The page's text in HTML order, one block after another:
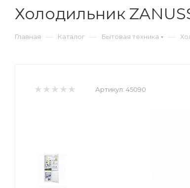
Холодильник
Главная — Каталог — Бытовая техника —
Артикул: 45090